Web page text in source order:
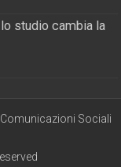
studio cambia la
Sociali